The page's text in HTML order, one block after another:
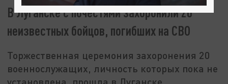
В Луганске с почестями захоронили 20
неизвестных бойцов, погибших на СВО
Торжественная церемония захоронения 20
военнослужащих, личность которых пока не
установлена, прошла в Луганске.